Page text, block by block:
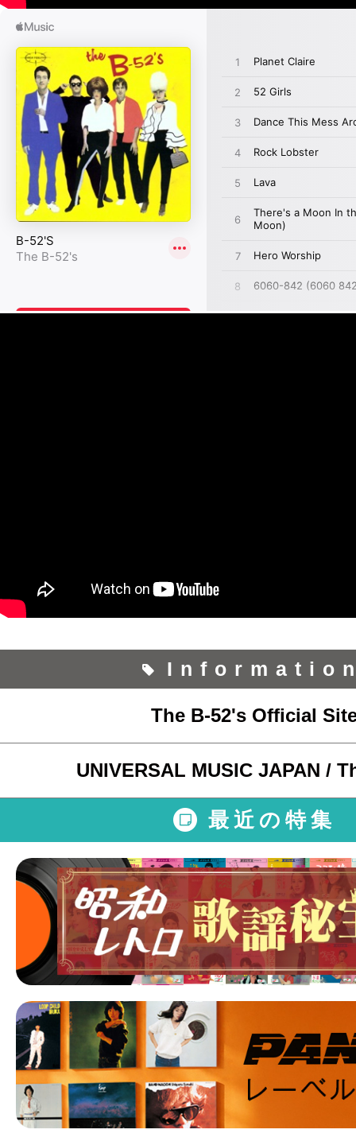
The B-52's Official
UNIVERSAL MUSIC JAPAN /
最近の特集